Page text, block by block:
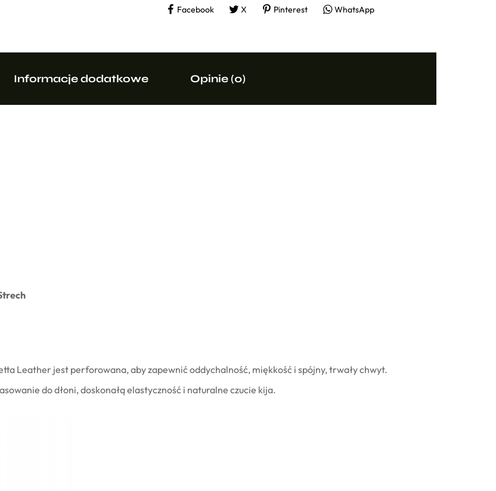
Facebook X Pinterest WhatsApp
Informacje dodatkowe Opinie (0)
Leather jest perforowana, aby zapewnić oddychalność, miękkość i spójny, trwały chwyt.
do dłoni, doskonałą elastyczność i naturalne czucie kija.